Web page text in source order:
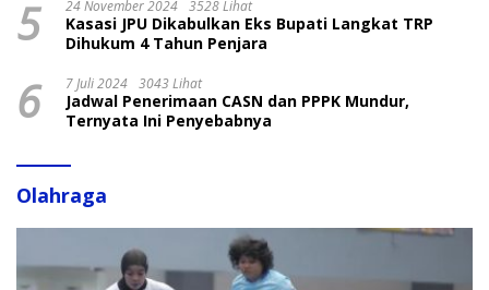
5 24 November 2024 3528 Lihat
Kasasi JPU Dikabulkan Eks Bupati Langkat TRP
Dihukum 4 Tahun Penjara
6 7 Juli 2024 3043 Lihat
Jadwal Penerimaan CASN dan PPPK Mundur,
Ternyata Ini Penyebabnya
Olahraga